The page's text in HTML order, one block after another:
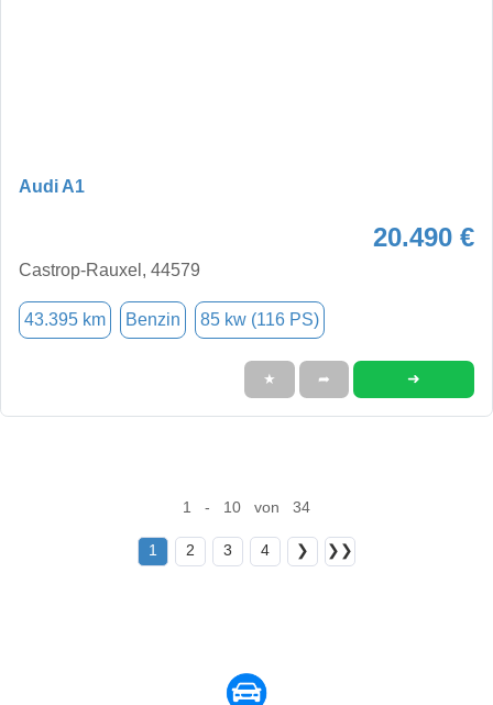
Audi A1
20.490 €
Castrop-Rauxel, 44579
43.395 km Benzin 85 kw (116 PS)
★ ➦ ➜
1 - 10 von 34
1 2 3 4 ❯ ❯❯